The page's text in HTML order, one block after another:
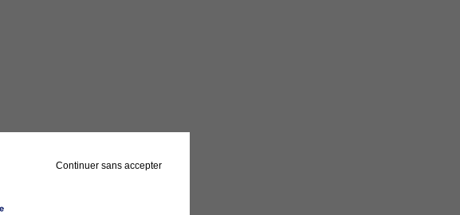
Continuer sans accepter